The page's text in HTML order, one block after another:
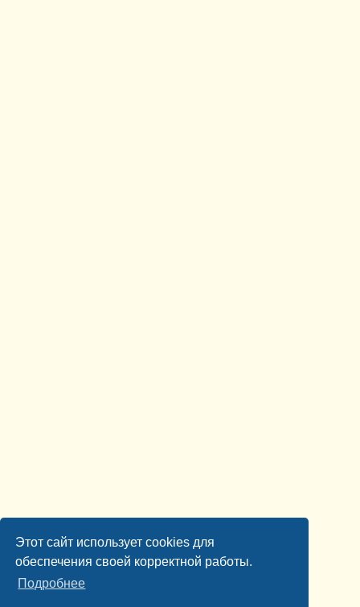
Этот сайт использует cookies для
обеспечения своей корректной работы.
Подробнее